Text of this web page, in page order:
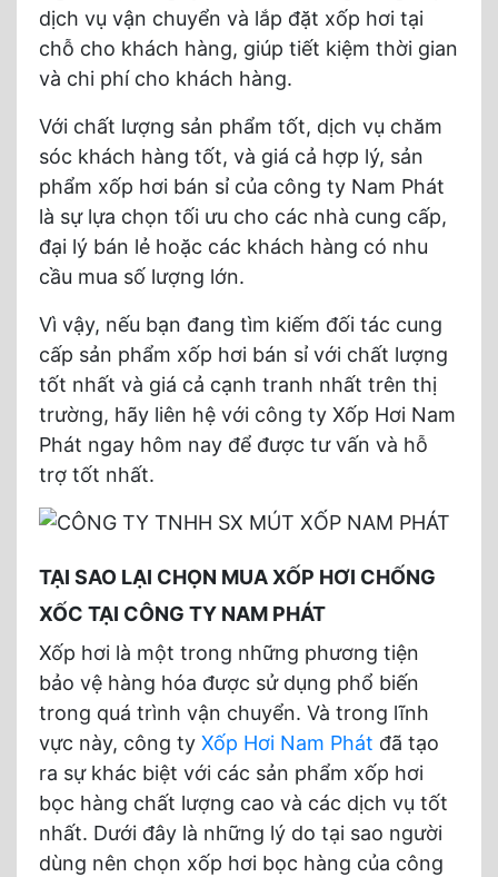
dịch vụ vận chuyển và lắp đặt xốp hơi tại
chỗ cho khách hàng, giúp tiết kiệm thời gian
và chi phí cho khách hàng.
Với chất lượng sản phẩm tốt, dịch vụ chăm
sóc khách hàng tốt, và giá cả hợp lý, sản
phẩm xốp hơi bán sỉ của công ty Nam Phát
là sự lựa chọn tối ưu cho các nhà cung cấp,
đại lý bán lẻ hoặc các khách hàng có nhu
cầu mua số lượng lớn.
Vì vậy, nếu bạn đang tìm kiếm đối tác cung
cấp sản phẩm xốp hơi bán sỉ với chất lượng
tốt nhất và giá cả cạnh tranh nhất trên thị
trường, hãy liên hệ với công ty Xốp Hơi Nam
Phát ngay hôm nay để được tư vấn và hỗ
trợ tốt nhất.
TẠI SAO LẠI CHỌN MUA XỐP HƠI CHỐNG
XỐC TẠI CÔNG TY NAM PHÁT
Xốp hơi là một trong những phương tiện
bảo vệ hàng hóa được sử dụng phổ biến
trong quá trình vận chuyển. Và trong lĩnh
vực này, công ty Xốp Hơi Nam Phát đã tạo
ra sự khác biệt với các sản phẩm xốp hơi
bọc hàng chất lượng cao và các dịch vụ tốt
nhất. Dưới đây là những lý do tại sao người
dùng nên chọn xốp hơi bọc hàng của công